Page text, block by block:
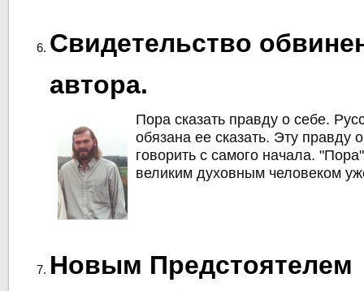
Свидетельство
автора.
Пора сказать правду о себе.
обязана ее сказать. Эту правду
говорить с самого начала.
великим духовным человеком
Новым Предстоятелем